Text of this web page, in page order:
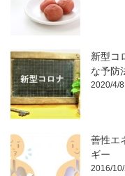
新型コ
な予防
2020/4/8
善性エ
ギー
2016/